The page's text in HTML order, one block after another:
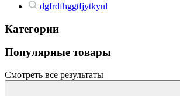
dgfrdfhggtfjytkyul
Категории
Популярные товары
Смотреть все результаты